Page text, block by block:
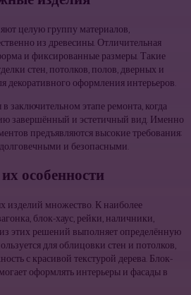
целую группу материалов,
из древесины. Отличительная
и фиксированные размеры. Такие
стен, потолков, полов, дверных и
декоративного оформления интерьеров.
заключительном этапе ремонта, когда
завершённый и эстетичный вид. Именно
предъявляются высокие требования:
и безопасными.
особенности
изделий множество. К наиболее
блок-хаус, рейки, наличники,
этих решений выполняет определённую
для облицовки стен и потолков,
с красивой текстурой дерева. Блок-
оформлять интерьеры и фасады в